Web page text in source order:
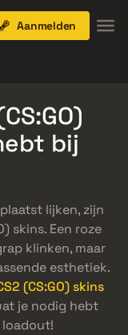
Aanmelden
bij
lijken, zijn
skins. Een roze
klinken, maar
esthetiek.
(CS:GO) skins
je nodig hebt
loadout!